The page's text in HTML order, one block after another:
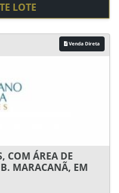
LOTE
Venda Direta
COM ÁREA DE
MARACANÃ, EM